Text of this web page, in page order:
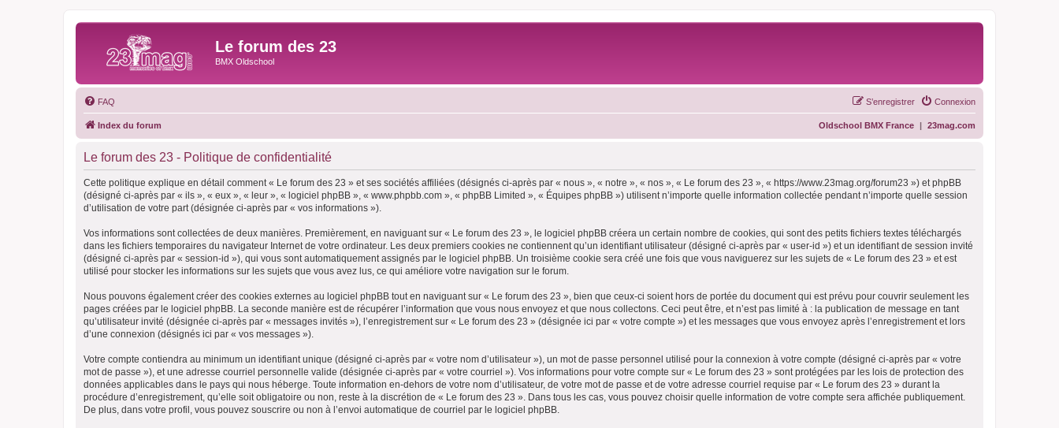
Le forum des 23
BMX Oldschool
FAQ Connexion
S’enregistrer
Index du forum 23mag.com
|
Oldschool BMX France
Le forum des 23 - Politique de confidentialité
Cette politique explique en détail comment « Le forum des 23 » et ses sociétés affiliées (désignés ci-après par « nous », « notre », « nos », « Le forum des 23 », « https://www.23mag.org/forum23 ») et phpBB
(désigné ci-après par « ils », « eux », « leur », « logiciel phpBB », « www.phpbb.com », « phpBB Limited », « Équipes phpBB ») utilisent n’importe quelle information collectée pendant n’importe quelle session
d’utilisation de votre part (désignée ci-après par « vos informations »).
Vos informations sont collectées de deux manières. Premièrement, en naviguant sur « Le forum des 23 », le logiciel phpBB créera un certain nombre de cookies, qui sont des petits fichiers textes téléchargés
dans les fichiers temporaires du navigateur Internet de votre ordinateur. Les deux premiers cookies ne contiennent qu’un identifiant utilisateur (désigné ci-après par « user-id ») et un identifiant de session invité
(désigné ci-après par « session-id »), qui vous sont automatiquement assignés par le logiciel phpBB. Un troisième cookie sera créé une fois que vous naviguerez sur les sujets de « Le forum des 23 » et est
utilisé pour stocker les informations sur les sujets que vous avez lus, ce qui améliore votre navigation sur le forum.
Nous pouvons également créer des cookies externes au logiciel phpBB tout en naviguant sur « Le forum des 23 », bien que ceux-ci soient hors de portée du document qui est prévu pour couvrir seulement les
pages créées par le logiciel phpBB. La seconde manière est de récupérer l’information que vous nous envoyez et que nous collectons. Ceci peut être, et n’est pas limité à : la publication de message en tant
qu’utilisateur invité (désignée ci-après par « messages invités »), l’enregistrement sur « Le forum des 23 » (désignée ici par « votre compte ») et les messages que vous envoyez après l’enregistrement et lors
d’une connexion (désignés ici par « vos messages »).
Votre compte contiendra au minimum un identifiant unique (désigné ci-après par « votre nom d’utilisateur »), un mot de passe personnel utilisé pour la connexion à votre compte (désigné ci-après par « votre
mot de passe »), et une adresse courriel personnelle valide (désignée ci-après par « votre courriel »). Vos informations pour votre compte sur « Le forum des 23 » sont protégées par les lois de protection des
données applicables dans le pays qui nous héberge. Toute information en-dehors de votre nom d’utilisateur, de votre mot de passe et de votre adresse courriel requise par « Le forum des 23 » durant la
procédure d’enregistrement, qu’elle soit obligatoire ou non, reste à la discrétion de « Le forum des 23 ». Dans tous les cas, vous pouvez choisir quelle information de votre compte sera affichée publiquement.
De plus, dans votre profil, vous pouvez souscrire ou non à l’envoi automatique de courriel par le logiciel phpBB.